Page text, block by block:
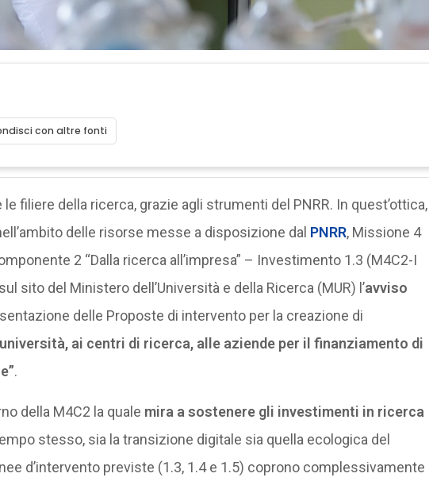
con altre fonti
filiere della ricerca, grazie agli strumenti del PNRR. In quest’ottica,
delle risorse messe a disposizione dal PNRR, Missione 4
2 “Dalla ricerca all’impresa” – Investimento 1.3 (M4C2-I
sito del Ministero dell’Università e della Ricerca (MUR) l’avviso
delle Proposte di intervento per la creazione di
ai centri di ricerca, alle aziende per il finanziamento di
.
della M4C2 la quale mira a sostenere gli investimenti in ricerca
stesso, sia la transizione digitale sia quella ecologica del
d’intervento previste (1.3, 1.4 e 1.5) coprono complessivamente